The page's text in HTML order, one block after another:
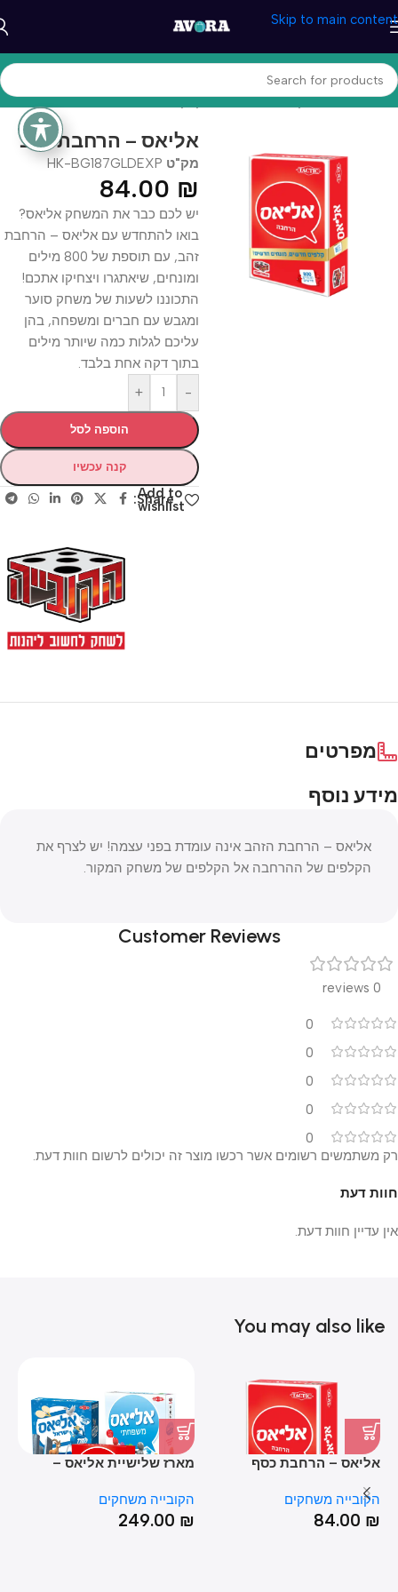
Skip to main content
עמוד הבית/משחקים וצעצעים/משחקי קופסא
אליאס – הרחבת זהב
מק"ט HK-BG187GLDEXP
84.00 ₪
יש לכם כבר את המשחק אליאס?
בואו להתחדש עם אליאס – הרחבת
זהב, עם תוספת של 800 מילים
ומונחים, שיאתגרו ויצחיקו אתכם!
התכוננו לשעות של משחק סוער
ומגבש עם חברים ומשפחה, בהן
עליכם לגלות כמה שיותר מילים
בתוך דקה אחת בלבד.
-
+
הוספה לסל
קנה עכשיו
Add to
wishlist
Share:
מפרטים
מידע נוסף
אליאס – הרחבת הזהב אינה עומדת בפני עצמה! יש לצרף את
הקלפים של ההרחבה אל הקלפים של משחק המקור.
Customer Reviews
0 reviews
0
0
0
0
0
חוות דעת
אין עדיין חוות דעת.
רק משתמשים רשומים אשר רכשו מוצר זה יכולים לרשום חוות דעת.
You may also like
אליאס – הרחבת כסף
הקובייה משחקים
84.00 ₪
מארז שלישיית אליאס –
הקובייה משחקים
249.00 ₪